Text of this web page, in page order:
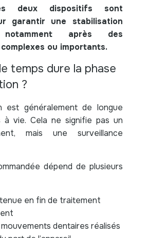
deux dispositifs sont
garantir une stabilisation
notamment après des
ou importants.
temps dure la phase
?
est généralement de longue
à vie. Cela ne signifie pas un
mais une surveillance
dépend de plusieurs
en fin de traitement
dentaires réalisés